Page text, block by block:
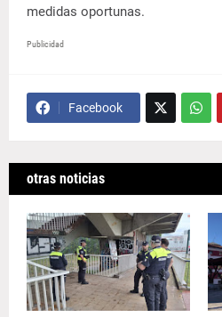
medidas oportunas.
Publicidad
Facebook
otras noticias